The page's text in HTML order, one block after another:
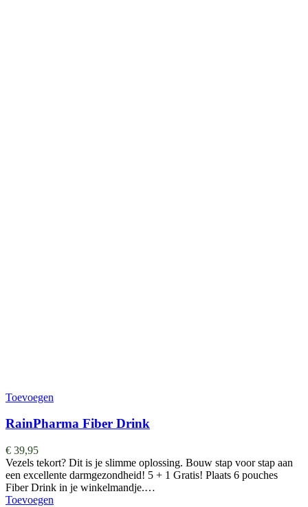
Toevoegen
RainPharma Fiber Drink
€ 39,95
Vezels tekort? Dit is je slimme oplossing. Bouw stap voor stap aan
een excellente darmgezondheid! 5 + 1 Gratis! Plaats 6 pouches
Fiber Drink in je winkelmandje.…
Toevoegen